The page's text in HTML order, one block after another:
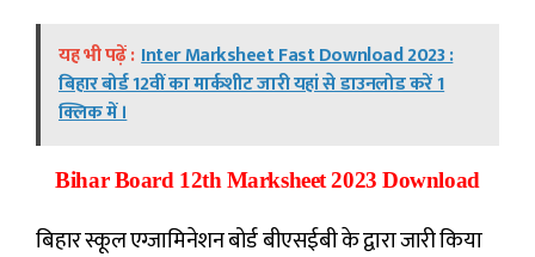
यह भी पढ़ें :Inter Marksheet Fast Download 2023 :
बिहार बोर्ड 12वीं का मार्कशीट जारी यहां से डाउनलोड करें 1
क्लिक में ।
Bihar Board 12th Marksheet 2023 Download
बिहार स्कूल एग्जामिनेशन बोर्ड बीएसईबी के द्वारा जारी किया